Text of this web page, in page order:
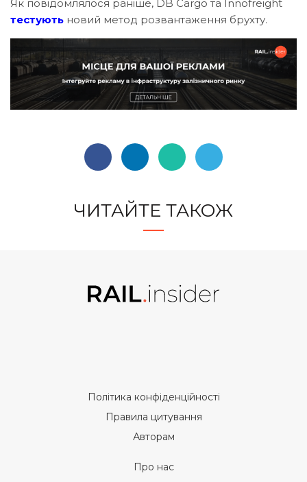
Як повідомлялося раніше, DB Cargo та Innofreight
тестують новий метод розвантаження брухту.
ЧИТАЙТЕ ТАКОЖ
Політика конфіденційності
Правила цитування
Авторам
Про нас